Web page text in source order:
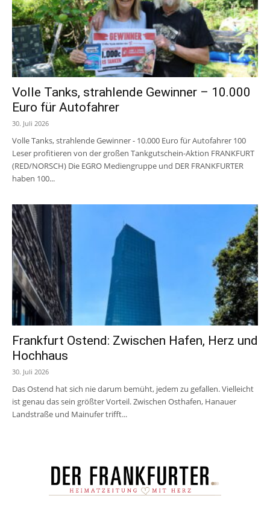
Volle Tanks, strahlende Gewinner – 10.000
Euro für Autofahrer
30. Juli 2026
Volle Tanks, strahlende Gewinner - 10.000 Euro für Autofahrer 100
Leser profitieren von der großen Tankgutschein-Aktion FRANKFURT
(RED/NORSCH) Die EGRO Mediengruppe und DER FRANKFURTER
haben 100...
Frankfurt Ostend: Zwischen Hafen, Herz und
Hochhaus
30. Juli 2026
Das Ostend hat sich nie darum bemüht, jedem zu gefallen. Vielleicht
ist genau das sein größter Vorteil. Zwischen Osthafen, Hanauer
Landstraße und Mainufer trifft...